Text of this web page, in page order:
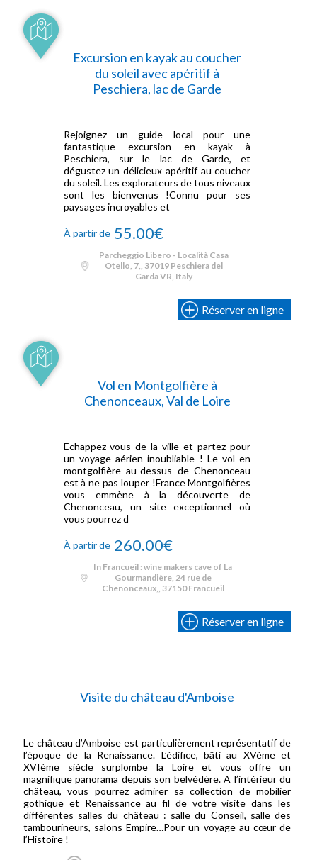
Excursion en kayak au coucher
du soleil avec apéritif à
Peschiera, lac de Garde
Rejoignez un guide local pour une
fantastique excursion en kayak à
Peschiera, sur le lac de Garde, et
dégustez un délicieux apéritif au coucher
du soleil. Les explorateurs de tous niveaux
sont les bienvenus !Connu pour ses
paysages incroyables et
À partir de 55.00€
Parcheggio Libero - Località Casa
Otello, 7,, 37019 Peschiera del
Garda VR, Italy
Réserver en ligne
Vol en Montgolfière à
Chenonceaux, Val de Loire
Echappez-vous de la ville et partez pour
un voyage aérien inoubliable ! Le vol en
montgolfière au-dessus de Chenonceau
est à ne pas louper !France Montgolfières
vous emmène à la découverte de
Chenonceau, un site exceptionnel où
vous pourrez d
À partir de 260.00€
In Francueil : wine makers cave of La
Gourmandière, 24 rue de
Chenonceaux,, 37150 Francueil
Réserver en ligne
Visite du château d'Amboise
Le château d’Amboise est particulièrement représentatif de
l’époque de la Renaissance. L’édifice, bâti au XVème et
XVIème siècle surplombe la Loire et vous offre un
magnifique panorama depuis son belvédère. A l’intérieur du
château, vous pourrez admirer sa collection de mobilier
gothique et Renaissance au fil de votre visite dans les
différentes salles du château : salle du Conseil, salle des
tambourineurs, salons Empire…Pour un voyage au cœur de
l’Histoire !